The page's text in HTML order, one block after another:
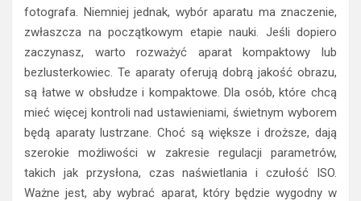
fotografa. Niemniej jednak, wybór aparatu ma znaczenie,
zwłaszcza na początkowym etapie nauki. Jeśli dopiero
zaczynasz, warto rozważyć aparat kompaktowy lub
bezlusterkowiec. Te aparaty oferują dobrą jakość obrazu,
są łatwe w obsłudze i kompaktowe. Dla osób, które chcą
mieć więcej kontroli nad ustawieniami, świetnym wyborem
będą aparaty lustrzane. Choć są większe i droższe, dają
szerokie możliwości w zakresie regulacji parametrów,
takich jak przysłona, czas naświetlania i czułość ISO.
Ważne jest, aby wybrać aparat, który będzie wygodny w